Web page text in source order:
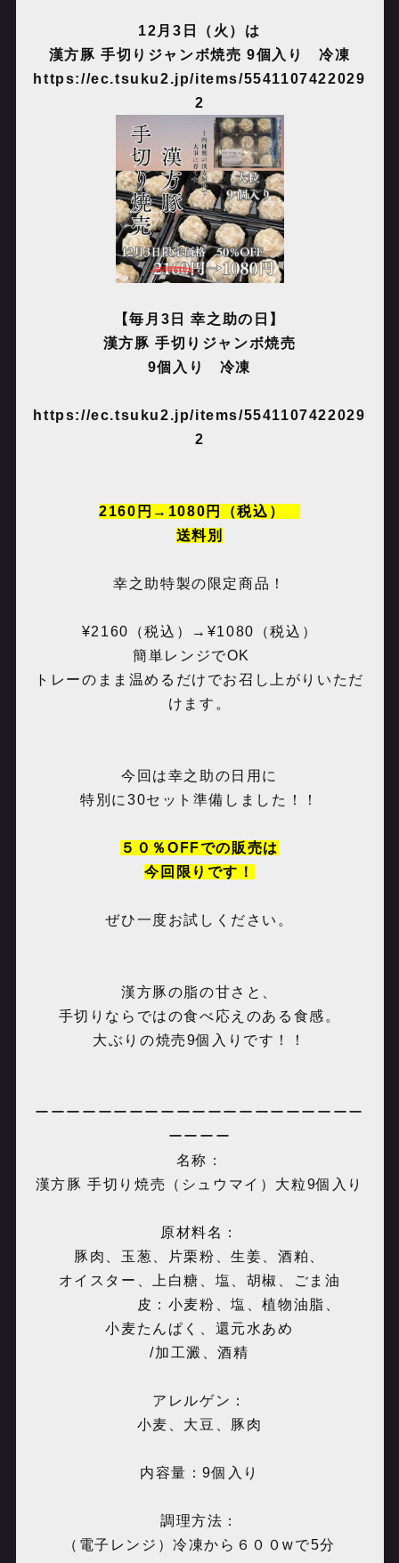
12月3日（火）は
漢方豚 手切りジャンボ焼売 9個入り 冷凍
https://ec.tsuku2.jp/items/5541107422029
2
【毎月3日 幸之助の日】
漢方豚 手切りジャンボ焼売
9個入り 冷凍
https://ec.tsuku2.jp/items/5541107422029
2
2160円→1080円（税込）
送料別
幸之助特製の限定商品！
¥2160（税込）→¥1080（税込）
簡単レンジでOK
トレーのまま温めるだけでお召し上がりいただ
けます。
今回は幸之助の日用に
特別に30セット準備しました！！
５０％OFFでの販売は
今回限りです！
ぜひ一度お試しください。
漢方豚の脂の甘さと、
手切りならではの食べ応えのある食感。
大ぶりの焼売9個入りです！！
ーーーーーーーーーーーーーーーーーーーーー
ーーーー
名称：
漢方豚 手切り焼売（シュウマイ）大粒9個入り
原材料名：
豚肉、玉葱、片栗粉、生姜、酒粕、
オイスター、上白糖、塩、胡椒、ごま油
皮：小麦粉、塩、植物油脂、
小麦たんぱく、還元水あめ
/加工澱、酒精
アレルゲン：
小麦、大豆、豚肉
内容量：9個入り
調理方法：
（電子レンジ）冷凍から６００wで5分